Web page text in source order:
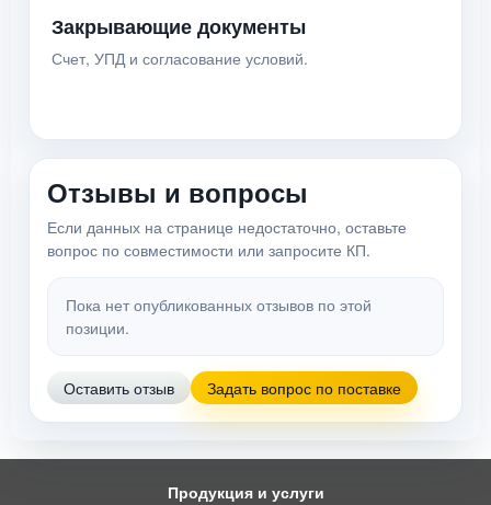
Закрывающие документы
Счет, УПД и согласование условий.
Отзывы и вопросы
Если данных на странице недостаточно, оставьте
вопрос по совместимости или запросите КП.
Пока нет опубликованных отзывов по этой
позиции.
Оставить отзыв Задать вопрос по поставке
Продукция и услуги